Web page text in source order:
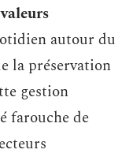
valeurs
autour du
la préservation
gestion
farouche de